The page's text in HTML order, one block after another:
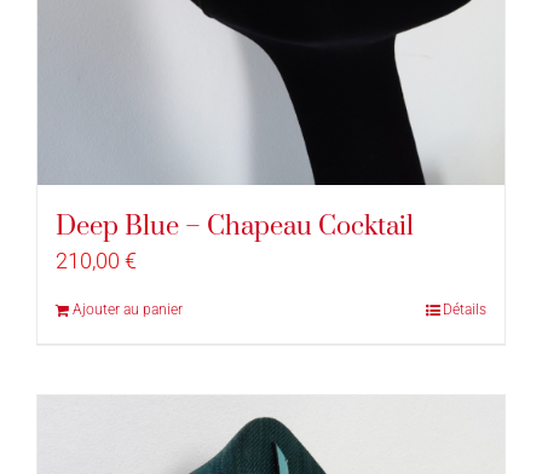
Deep Blue – Chapeau Cocktail
210,00 €
Ajouter au panier Détails